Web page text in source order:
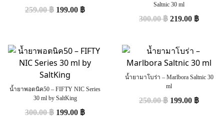
259.00฿ 199.00 ฿
Saltnic 30 ml
300.00฿ 219.00 ฿
น้ำยาพอตนิค50 – FIFTY NIC Series
30 ml by SaltKing
300.00฿ 199.00 ฿
น้ำยามาโบร่า – Marlbora Saltnic 30
ml
250.00฿ 199.00 ฿